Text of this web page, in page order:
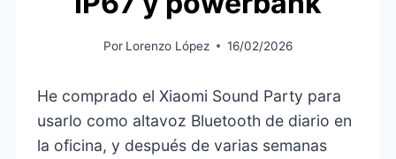
Por Lorenzo López 16/02/2026
He comprado el Xiaomi Sound Party para
usarlo como altavoz Bluetooth de diario en
la oficina, y después de varias semanas